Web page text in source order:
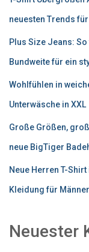
neuesten Trends
Plus Size Jeans:
Bundweite für ein
Wohlfühlen in
Unterwäsche in XXL
Große Größen,
neue BigTiger
Neue Herren T-
Kleidung für
Neuester